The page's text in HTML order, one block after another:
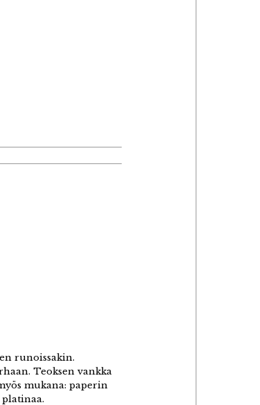
runoissakin.
Teoksen vankka
mukana: paperin